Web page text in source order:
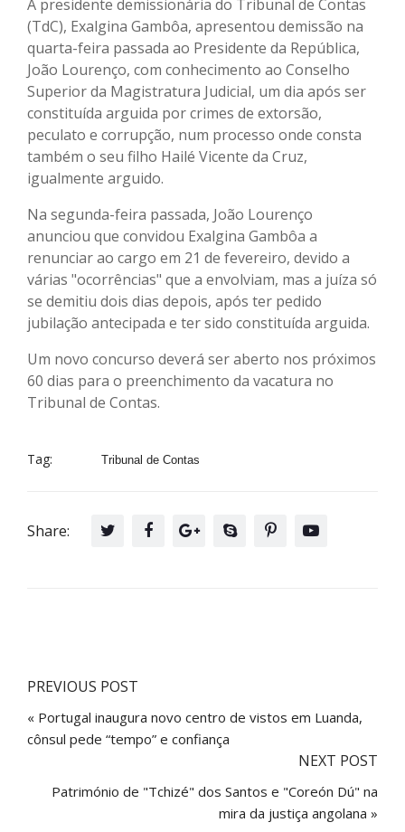
A presidente demissionária do Tribunal de Contas
(TdC), Exalgina Gambôa, apresentou demissão na
quarta-feira passada ao Presidente da República,
João Lourenço, com conhecimento ao Conselho
Superior da Magistratura Judicial, um dia após ser
constituída arguida por crimes de extorsão,
peculato e corrupção, num processo onde consta
também o seu filho Hailé Vicente da Cruz,
igualmente arguido.
Na segunda-feira passada, João Lourenço
anunciou que convidou Exalgina Gambôa a
renunciar ao cargo em 21 de fevereiro, devido a
várias "ocorrências" que a envolviam, mas a juíza só
se demitiu dois dias depois, após ter pedido
jubilação antecipada e ter sido constituída arguida.
Um novo concurso deverá ser aberto nos próximos
60 dias para o preenchimento da vacatura no
Tribunal de Contas.
Tag: Tribunal de Contas
Share:
PREVIOUS POST
« Portugal inaugura novo centro de vistos em Luanda,
cônsul pede “tempo” e confiança
NEXT POST
Património de "Tchizé" dos Santos e "Coreón Dú" na
mira da justiça angolana »